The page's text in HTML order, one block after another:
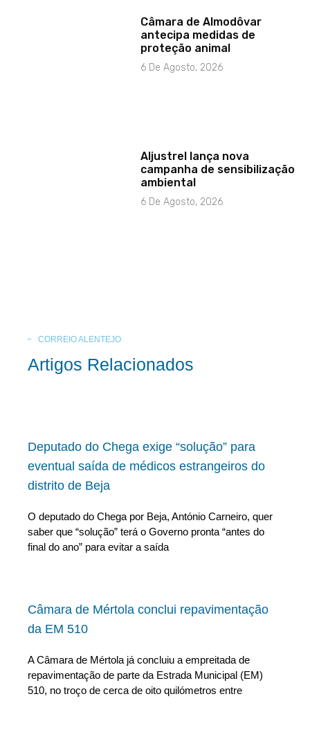
Câmara de Almodôvar
antecipa medidas de
proteção animal
6 De Agosto, 2026
Aljustrel lança nova
campanha de sensibilização
ambiental
6 De Agosto, 2026
CORREIO ALENTEJO
Artigos Relacionados
Deputado do Chega exige “solução” para
eventual saída de médicos estrangeiros do
distrito de Beja
O deputado do Chega por Beja, António Carneiro, quer
saber que “solução” terá o Governo pronta “antes do
final do ano” para evitar a saída
Câmara de Mértola conclui repavimentação
da EM 510
A Câmara de Mértola já concluiu a empreitada de
repavimentação de parte da Estrada Municipal (EM)
510, no troço de cerca de oito quilómetros entre